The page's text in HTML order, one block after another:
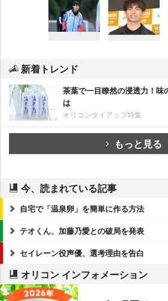
新着トレンド
茶葉で一目瞭然の浸透力！味
は
オリコンタイアップ特集
もっと見る
今、読まれている記事
自宅で「温泉卵」を簡単に作る方法
テオくん、加藤乃愛との破局を発表
セイレーン役声優、選考理由を告白
オリコン インフォメーション